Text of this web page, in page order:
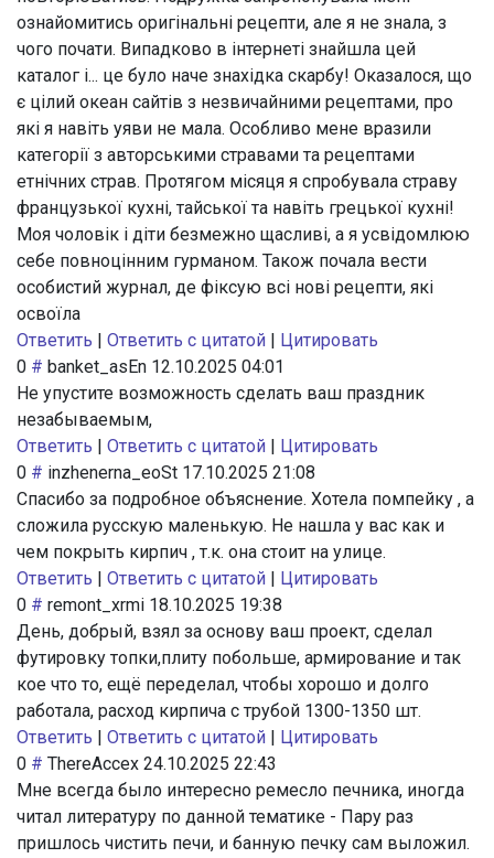
ознайомитись оригінальні рецепти, але я не знала, з
чого почати. Випадково в інтернеті знайшла цей
каталог і... це було наче знахідка скарбу! Оказалося, що
є цілий океан сайтів з незвичайними рецептами, про
які я навіть уяви не мала. Особливо мене вразили
категорії з авторськими стравами та рецептами
етнічних страв. Протягом місяця я спробувала страву
французької кухні, тайської та навіть грецької кухні!
Моя чоловік і діти безмежно щасливі, а я усвідомлюю
себе повноцінним гурманом. Також почала вести
особистий журнал, де фіксую всі нові рецепти, які
освоїла
Ответить | Ответить с цитатой | Цитировать
0 # banket_asEn 12.10.2025 04:01
Не упустите возможность сделать ваш праздник
незабываемым,
Ответить | Ответить с цитатой | Цитировать
0 # inzhenerna_eoSt 17.10.2025 21:08
Спасибо за подробное объяснение. Хотела помпейку , а
сложила русскую маленькую. Не нашла у вас как и
чем покрыть кирпич , т.к. она стоит на улице.
Ответить | Ответить с цитатой | Цитировать
0 # remont_xrmi 18.10.2025 19:38
День, добрый, взял за основу ваш проект, сделал
футировку топки,плиту побольше, армирование и так
кое что то, ещё переделал, чтобы хорошо и долго
работала, расход кирпича с трубой 1300-1350 шт.
Ответить | Ответить с цитатой | Цитировать
0 # ThereAccex 24.10.2025 22:43
Мне всегда было интересно ремесло печника, иногда
читал литературу по данной тематике - Пару раз
пришлось чистить печи, и банную печку сам выложил.